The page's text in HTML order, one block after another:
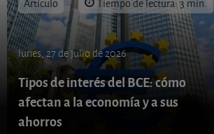
lunes, 27 de julio de 2026
Tipos de interés del BCE: cómo
afectan a la economía y a sus
ahorros